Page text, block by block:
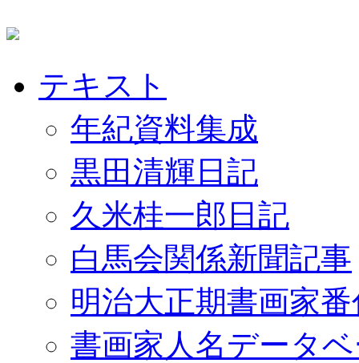
テキスト
年紀資料集成
黒田清輝日記
久米桂一郎日記
白馬会関係新聞記事
明治大正期書画家
書画家人名データ